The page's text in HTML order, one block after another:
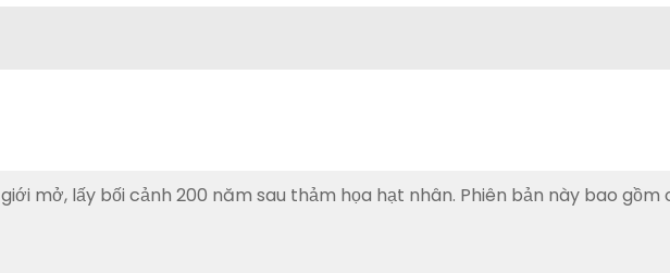
mở, lấy bối cảnh 200 năm sau thảm họa hạt nhân. Phiên bản này bao gồm